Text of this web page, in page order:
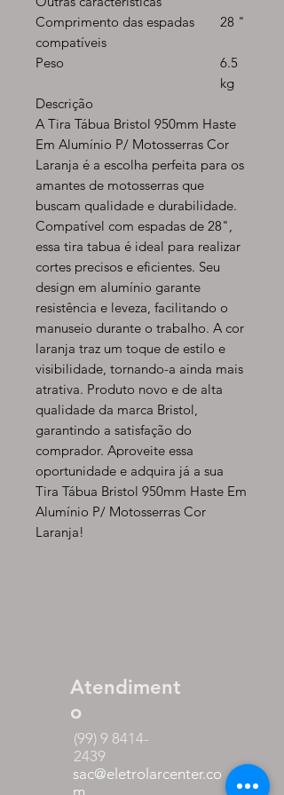
Comprimento das espadas
compatíveis
28 "
Peso
6.5
kg
Descrição
A Tira Tábua Bristol 950mm Haste
Em Alumínio P/ Motosserras Cor
Laranja é a escolha perfeita para os
amantes de motosserras que
buscam qualidade e durabilidade.
Compatível com espadas de 28",
essa tira tabua é ideal para realizar
cortes precisos e eficientes. Seu
design em alumínio garante
resistência e leveza, facilitando o
manuseio durante o trabalho. A cor
laranja traz um toque de estilo e
visibilidade, tornando-a ainda mais
atrativa. Produto novo e de alta
qualidade da marca Bristol,
garantindo a satisfação do
comprador. Aproveite essa
oportunidade e adquira já a sua
Tira Tábua Bristol 950mm Haste Em
Alumínio P/ Motosserras Cor
Laranja!
Atendiment
o
(99) 9 8414-
2439
sac@eletrolarcenter.co
m